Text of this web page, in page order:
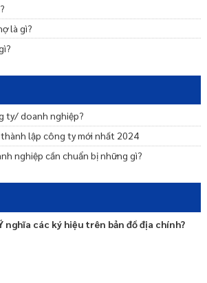
công ty 500k
ty TNHH một thành viên
là gì?
ty/ doanh nghiệp?
lập công ty mới nhất 2024
nghiệp cần chuẩn bị những gì?
nghĩa các ký hiệu trên bản đồ địa chính?